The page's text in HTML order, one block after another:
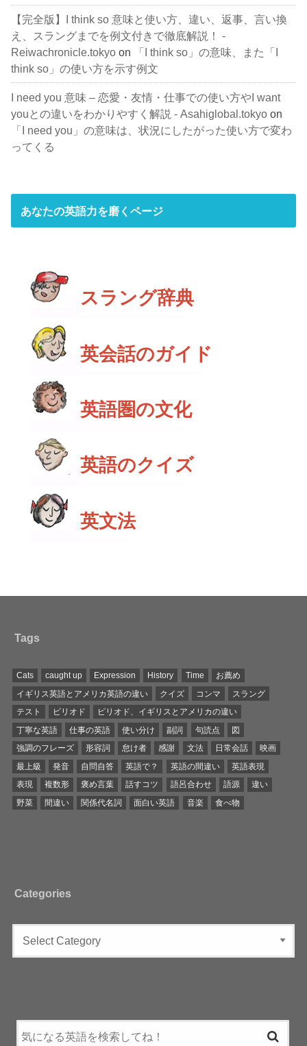
【完全版】I think so 意味と使い方、違い、返事、言い換
え、スラングまでを例文付きで徹底解説！ -
Reiwachronicle.tokyo on
「I think so」の意味、また「I
think so」の使い方を示す例文
I need you 意味 – 恋愛・友情・仕事での使い方やI want
youとの違いをわかりやすく解説 - Asahiglobal.tokyo on
「I need you」の意味は、状況にしたがった使い方で変わ
ってくる
あなたの英語力を磨くページ
スラング辞典
英会話のガイド
英語圏の文化
英語のクイズ
英文法
Tags
Cats caught up Expression History Time
お薦め
イギリス英語とアメリカ英語の違い
クイズ コンマ
スラング
テスト
ピリオド
ピリオド、イギリスとアメリカの違い
丁寧な英語
仕事の英語 使い分け 副詞 句読点
図
強調のフレーズ
形容詞 怠け者 感謝 文法 日常会話
映画
最上級
発音 自問自答 英語で？ 英語の間違い
英語表現
表現
複数形 褒め言葉 話すコツ 語呂合わせ 語源
違い
野菜
間違い 関係代名詞 面白い英語 音楽 食べ物
Categories